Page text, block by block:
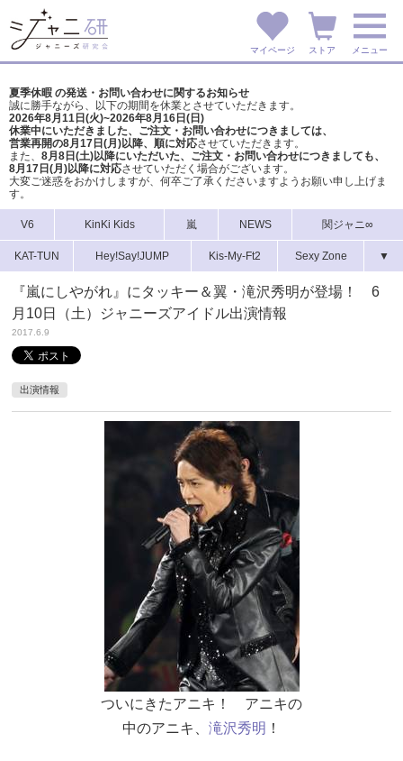
マイページ ストア メニュー
夏季休暇 の発送・お問い合わせに関するお知らせ
誠に勝手ながら、以下の期間を休業とさせていただきます。
2026年8月11日(火)~2026年8月16日(日)
休業中にいただきました、ご注文・お問い合わせにつきましては、
営業再開の8月17日(月)以降、順に対応させていただきます。
また、 8月8日(土)以降にいただいた、ご注文・ お問い合わせにつきましても、
8月17日(月)以降に対応させていただく場合がございます。
大変ご迷惑をおかけしますが、 何卒ご了承くださいますようお願い申し上げま
す。
V6 KinKi Kids 嵐 NEWS 関ジャニ∞
KAT-TUN Hey!Say!JUMP Kis-My-Ft2 Sexy Zone ▼
『嵐にしやがれ』にタッキー＆翼・滝沢秀明が登場！ 6
月10日（土）ジャニーズアイドル出演情報
2017.6.9
出演情報
ついにきたアニキ！ アニキの
中のアニキ、 滝沢秀明 ！